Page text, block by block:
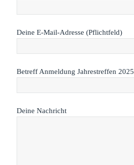
Deine E-Mail-Adresse (Pflichtfeld)
Betreff Anmeldung Jahrestreffen 2025
Deine Nachricht